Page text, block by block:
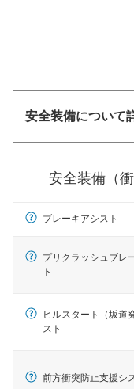
一般
安全装備について
ーキアシス
見えにく
ブ・クル
安全装備（
ブレーキアシスト
プリクラッシュブレ
ト
ヒルスタート（坂道
スト
前方衝突防止支援シ